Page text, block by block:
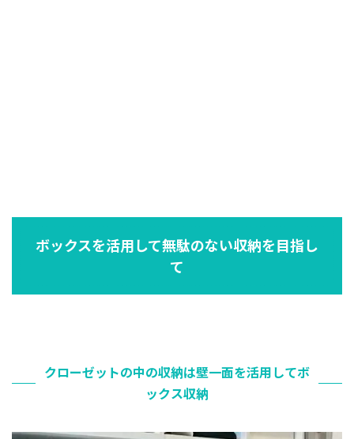
ボックスを活用して無駄のない収納を目指し
て
クローゼットの中の収納は壁一面を活用してボ
ックス収納